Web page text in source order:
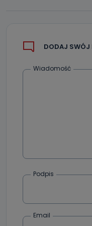
DODAJ SWÓJ
Wiadomość
Podpis
Email